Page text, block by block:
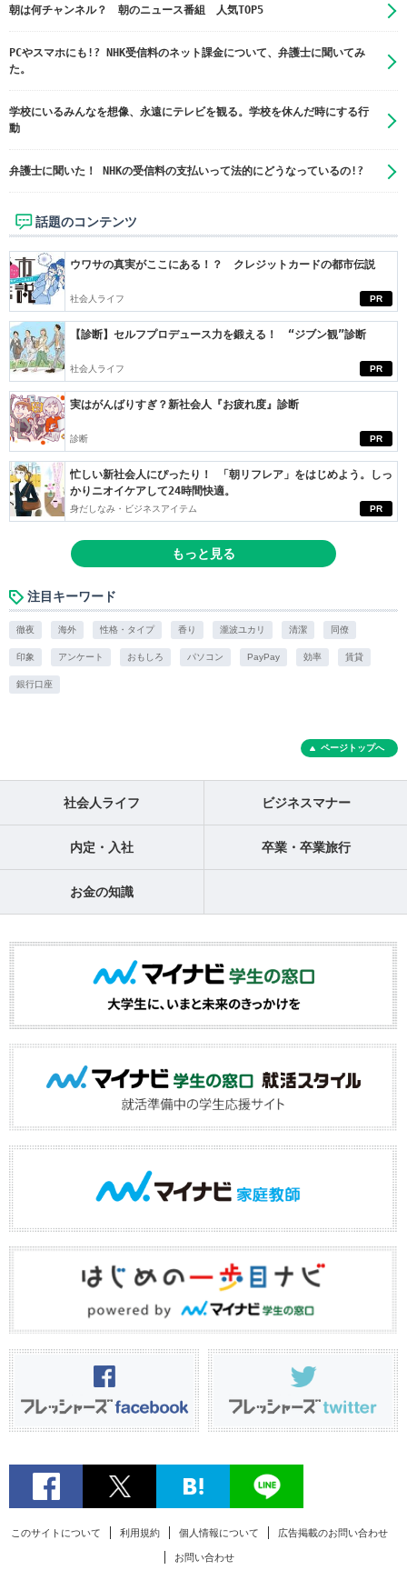
朝は何チャンネル？ 朝のニュース番組 人気TOP5
PCやスマホにも!? NHK受信料のネット課金について、弁護士に聞いてみ
た。
学校にいるみんなを想像、永遠にテレビを観る。学校を休んだ時にする行
動
弁護士に聞いた！ NHKの受信料の支払いって法的にどうなっているの!?
話題のコンテンツ
PR
ウワサの真実がここにある！？ クレジットカードの都市伝説
社会人ライフ
PR
【診断】セルフプロデュース力を鍛える！ “ジブン観”診断
社会人ライフ
PR
実はがんばりすぎ？新社会人『お疲れ度』診断
診断
PR
忙しい新社会人にぴったり！ 「朝リフレア」をはじめよう。しっ
かりニオイケアして24時間快適。
身だしなみ・ビジネスアイテム
もっと見る
注目キーワード
徹夜 海外 性格・タイプ 香り 瀧波ユカリ 清潔 同僚
印象 アンケート おもしろ パソコン PayPay 効率 賃貸
銀行口座
ページトップへ
社会人ライフ ビジネスマナー
内定・入社 卒業・卒業旅行
お金の知識
このサイトについて 利用規約 個人情報について 広告掲載のお問い合わせ
お問い合わせ